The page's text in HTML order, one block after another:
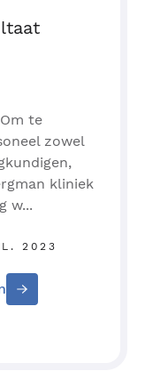
te
zowel
kliniek
w...
2023